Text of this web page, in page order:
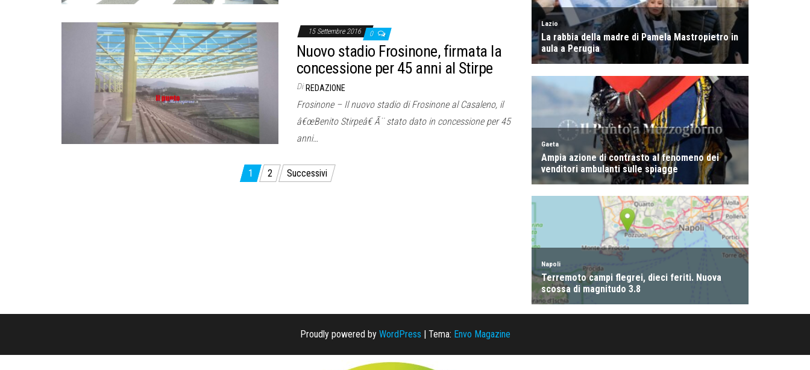
15 Settembre 2016 0
Nuovo stadio Frosinone, firmata la
concessione per 45 anni al Stirpe
Di REDAZIONE
Frosinone – Il nuovo stadio di Frosinone al Casaleno, il
â€œBenito Stirpeâ€ Ã¨ stato dato in concessione per 45
anni…
1 2 Successivi
Proudly powered by WordPress | Tema: Envo Magazine